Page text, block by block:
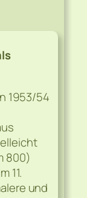
1953/54
800)
11.
und